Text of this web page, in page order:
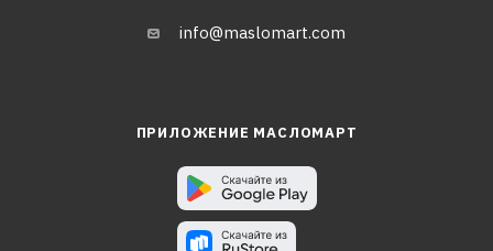
info@maslomart.com
ПРИЛОЖЕНИЕ МАСЛОМАРТ